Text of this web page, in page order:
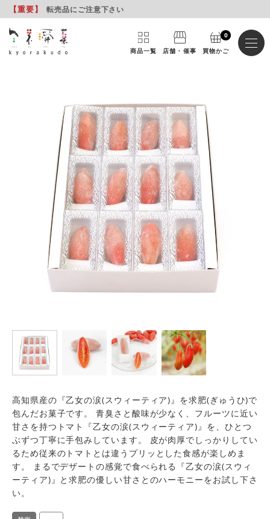
【重要】 転売品にご注意下さい
商品一覧 店舗・催事 買物かご
0
高知県産の『乙女の涙(スウィーティア)』を求肥(ぎゅうひ)で
包んだお菓子です。 青臭さと酸味が少なく、フルーツに近い
甘さを持つトマト『乙女の涙(スウィーティア)』を、ひとつ
ぶずつ丁寧に手包みしています。 皮が肉厚でしっかりしてい
るため従来のトマトとは違うプリッとした食感が楽しめま
す。 まるでデザートの感覚で食べられる『乙女の涙(スウィ
ーティア)』と求肥の優しい甘さとのハーモニーをお試し下さ
い。